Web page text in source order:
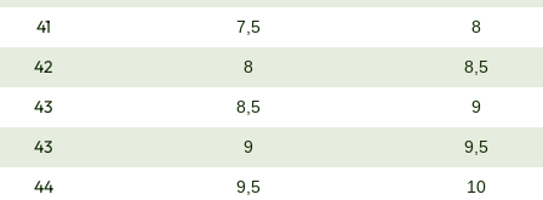
41 7,5 8
42 8 8,5
43 8,5 9
43 9 9,5
44 9,5 10